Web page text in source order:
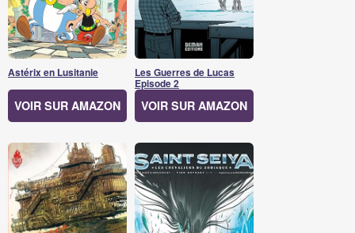
Astérix en Lusitanie
VOIR SUR AMAZON
Les Guerres de Lucas
Episode 2
VOIR SUR AMAZON